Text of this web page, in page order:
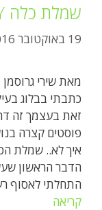
שמלת כלה DIY
19 באוקטובר 2016
זאת בעצמך זה
איך לא.. שמלת
הדבר הראשון
התחלתי לאסוף
קריאה